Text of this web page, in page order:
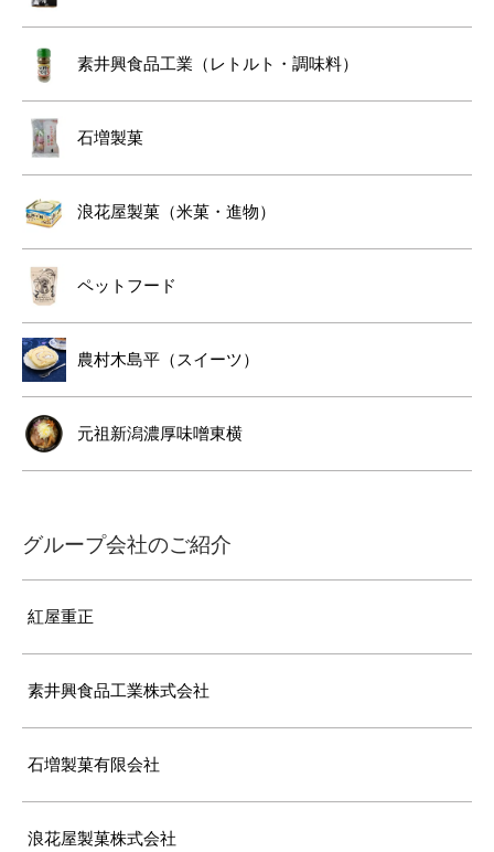
素井興食品工業（レトルト・調味料）
石増製菓
浪花屋製菓（米菓・進物）
ペットフード
農村木島平（スイーツ）
元祖新潟濃厚味噌東横
グループ会社のご紹介
紅屋重正
素井興食品工業株式会社
石増製菓有限会社
浪花屋製菓株式会社